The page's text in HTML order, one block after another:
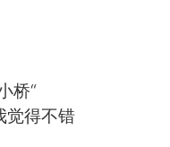
桥“
觉得不错